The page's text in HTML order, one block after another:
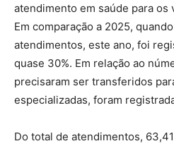
atendimento em saúde para os
Em comparação a 2025,
atendimentos, este ano, foi
quase 30%. Em relação ao
precisaram ser transferidos
especializadas, foram
Do total de atendimentos,